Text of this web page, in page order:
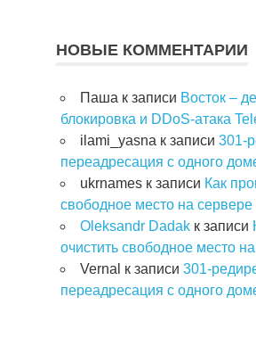
НОВЫЕ КОММЕНТАРИИ
Паша к записи Восток –
блокировка и DDoS-атака
ilami_yasna к записи 301-
переадресация с одного
ukrnames к записи Как
свободное место на сервере
Oleksandr Dadak к записи
очистить свободное место
Vernal к записи 301-
переадресация с одного